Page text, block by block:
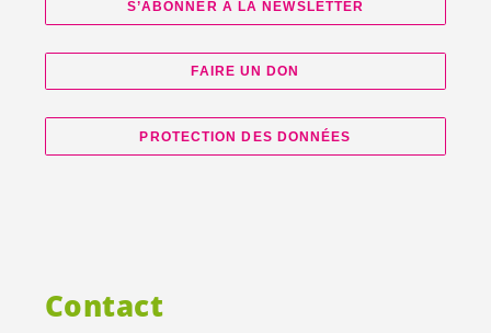
S’ABONNER À LA NEWSLETTER
FAIRE UN DON
PROTECTION DES DONNÉES
Contact